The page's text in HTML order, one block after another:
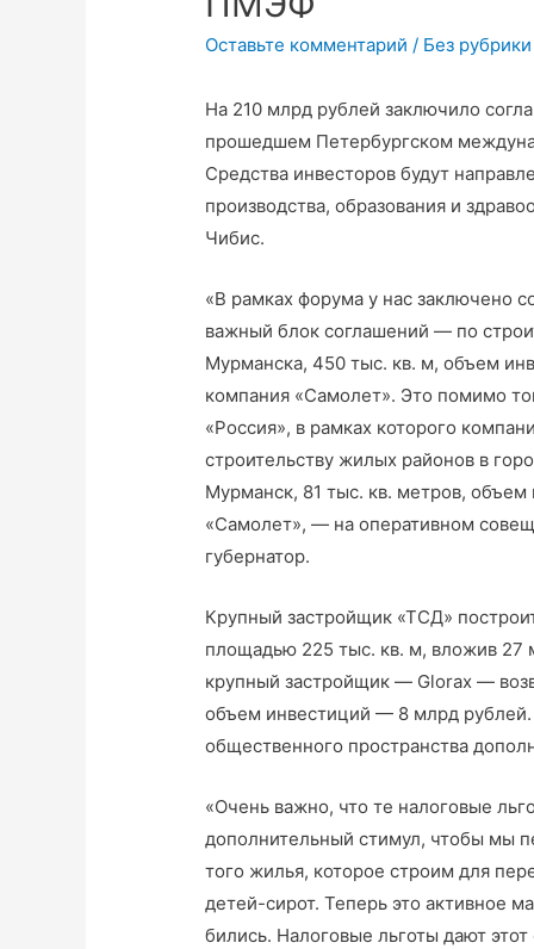
Оставьте комментарий / Без рубрики
На 210 млрд рублей заключило
прошедшем Петербургском
Средства инвесторов будут
производства, образования и
Чибис.
«В рамках форума у нас заключено
важный блок соглашений — по
Мурманска, 450 тыс. кв. м, объем
компания «Самолет». Это помимо
«Россия», в рамках которого
строительству жилых районов в
Мурманск, 81 тыс. кв. метров,
«Самолет», — на оперативном
губернатор.
Крупный застройщик «ТСД»
площадью 225 тыс. кв. м, вложив 27
крупный застройщик — Glorax —
объем инвестиций — 8 млрд рублей.
общественного пространства
«Очень важно, что те налоговые
дополнительный стимул, чтобы мы
того жилья, которое строим для
детей-сирот. Теперь это активное
бились. Налоговые льготы дают